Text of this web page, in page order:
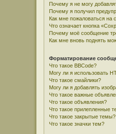
Почему я не могу
Почему я получил
Как мне пожаловаться на
Что означает кнопка
Почему моё сообщение
Как мне вновь поднять
Форматирование
Что такое BBCode?
Могу ли я использовать
Что такое смайлики?
Могу ли я добавлять
Что такое важные
Что такое объявления?
Что такое прилепленные
Что такое закрытые темы?
Что такое значки тем?